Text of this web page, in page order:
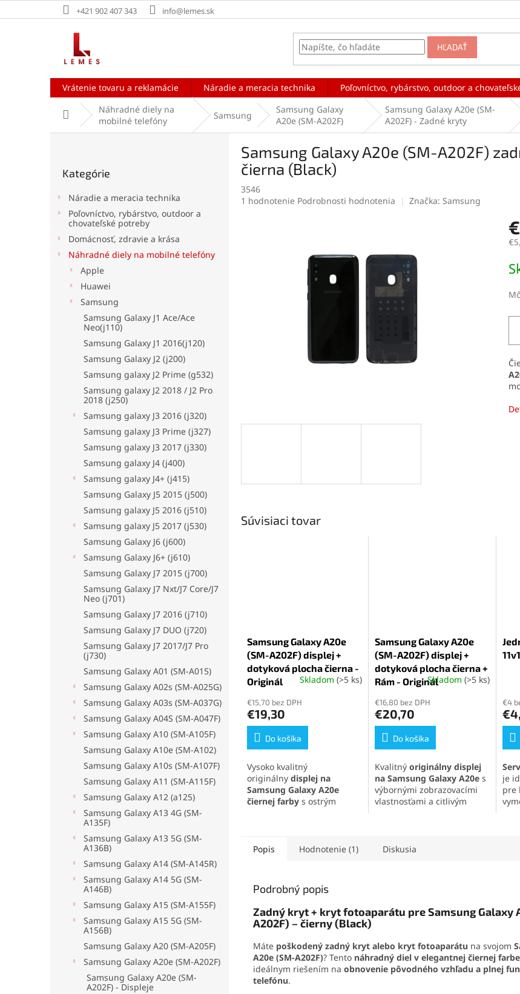
na
+421 902 407 343 info@lemes.sk
HĽADAŤ
Vrátenie tovaru a reklamácie Náradie a meracia technika Poľovníctvo, rybárstvo, outdoor a
DomovNáhradné diely na
mobilné telefóny
Samsung
Samsung Galaxy
A20e (SM-A202F)
Samsung Galaxy A20e (SM-
A202F) - Zadné kryty
kategórie
Kategórie
Náradie a meracia technika
Poľovníctvo, rybárstvo, outdoor a
chovateľské potreby
Domácnosť, zdravie a krása
Náhradné diely na mobilné telefóny
Apple
Huawei
Samsung
Samsung Galaxy J1 Ace/Ace
Neo(j110)
Samsung Galaxy J1 2016(j120)
Samsung Galaxy J2 (j200)
Samsung galaxy J2 Prime (g532)
Samsung galaxy J2 2018 / J2 Pro
2018 (j250)
Samsung galaxy J3 2016 (j320)
Samsung galaxy J3 Prime (j327)
Samsung galaxy J3 2017 (j330)
Samsung galaxy J4 (j400)
Samsung galaxy J4+ (j415)
Samsung Galaxy J5 2015 (j500)
Samsung galaxy J5 2016 (j510)
Samsung galaxy J5 2017 (j530)
Samsung Galaxy J6 (j600)
Samsung Galaxy J6+ (j610)
Samsung Galaxy J7 2015 (j700)
Samsung Galaxy J7 Nxt/J7 Core/J7
Neo (j701)
Samsung Galaxy J7 2016 (j710)
Samsung Galaxy J7 DUO (j720)
Samsung Galaxy J7 2017/J7 Pro
(j730)
Samsung Galaxy A01 (SM-A015)
Samsung Galaxy A02s (SM-A025G)
Samsung Galaxy A03s (SM-A037G)
Samsung Galaxy A04S (SM-A047F)
Samsung Galaxy A10 (SM-A105F)
Samsung Galaxy A10e (SM-A102)
Samsung Galaxy A10s (SM-A107F)
Samsung Galaxy A11 (SM-A115F)
Samsung Galaxy A12 (a125)
Samsung Galaxy A13 4G (SM-
A135F)
Samsung Galaxy A13 5G (SM-
A136B)
Samsung Galaxy A14 (SM-A145R)
Samsung Galaxy A14 5G (SM-
A146B)
Samsung Galaxy A15 (SM-A155F)
Samsung Galaxy A15 5G (SM-
A156B)
Samsung Galaxy A20 (SM-A205F)
Samsung Galaxy A20e (SM-A202F)
Samsung Galaxy A20e (SM-
A202F) - Displeje
Samsung Galaxy A20e (SM-A202F)
čierna (Black)
3546
Priemerné
1 hodnotenie Podrobnosti hodnotenia Značka: Samsung
Súvisiaci tovar
Samsung Galaxy A20e
(SM-A202F) displej +
dotyková plocha čierna -
Originál
Priemerné
produktu
je
4,8
5
hviezdičiek.
Skladom (>5 ks)
€15,70 bez DPH
€19,30
Do košíka
Vysoko kvalitný
originálny displej na
Samsung Galaxy A20e
čiernej farby s ostrým
obsahuje LCD displej a
dotykovú plochu pre
Samsung Galaxy A20e
(SM-A202F) displej +
dotyková plocha čierna +
Rám - Originál
Priemerné
produktu
je
5,0
5
hviezdičiek.
Skladom (>5 ks)
€16,80 bez DPH
€20,70
Do košíka
Kvalitný originálny displej
na Samsung Galaxy A20e s
výbornými zobrazovacími
vlastnosťami a citlivým
dotykovú plochu a rám pre
11v1
je
5,0
5
€4
je
pre
Popis Hodnotenie (1) Diskusia
Podrobný popis
Zadný kryt + kryt fotoaparátu pre Samsung Galaxy
A202F) – čierny (Black)
Máte poškodený zadný kryt alebo kryt fotoaparátu na svojom
A20e (SM-A202F)? Tento náhradný diel v elegantnej čiernej
ideálnym riešením na obnovenie pôvodného vzhľadu a plnej
telefónu.